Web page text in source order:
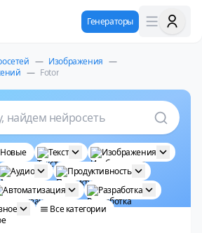
Генераторы
— Изображения —
— Fotor
найдем нейросеть
Новые Текст
Изображения
Аудио
Продуктивность
Автоматизация
Разработка
Все категории